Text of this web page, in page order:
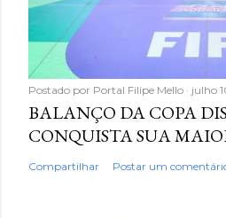
Postado por Portal Filipe Mello julho
BALANÇO DA COPA
CONQUISTA SUA
Compartilhar Postar um